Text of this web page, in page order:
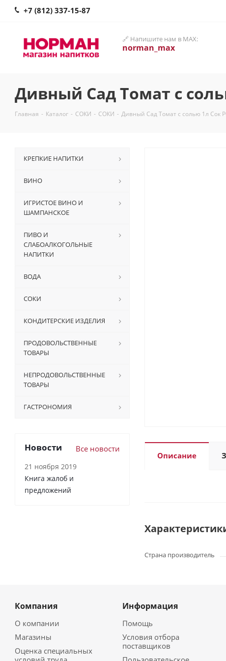
+7 (812) 337-15-87
🔗 Напишите нам в MAX:
norman_max
Дивный Сад Томат с
Главная - Каталог - СОКИ - СОКИ - Дивный Сад Томат с солью 1л Сок
Описание
Страна производитель
КРЕПКИЕ НАПИТКИ
ВИНО
ИГРИСТОЕ ВИНО И
ШАМПАНСКОЕ
ПИВО И
СЛАБОАЛКОГОЛЬНЫЕ
НАПИТКИ
ВОДА
СОКИ
КОНДИТЕРСКИЕ ИЗДЕЛИЯ
ПРОДОВОЛЬСТВЕННЫЕ
ТОВАРЫ
НЕПРОДОВОЛЬСТВЕННЫЕ
ТОВАРЫ
ГАСТРОНОМИЯ
Новости Все новости
21 ноября 2019
Книга жалоб и
предложений
Компания
О компании
Магазины
Оценка специальных
Информация
Помощь
Условия отбора
поставщиков